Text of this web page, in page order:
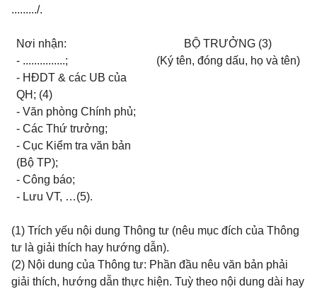
........./.
Nơi nhận:
- ...............;
- HĐDT & các UB của
QH; (4)
- Văn phòng Chính phủ;
- Các Thứ trưởng;
- Cục Kiểm tra văn bản
(Bộ TP);
- Công báo;
- Lưu VT, …(5).
BỘ TRƯỞNG (3)
(Ký tên, đóng dấu, họ và tên)
(1) Trích yếu nội dung Thông tư (nêu mục đích của Thông
tư là giải thích hay hướng dẫn).
(2) Nội dung của Thông tư: Phần đầu nêu văn bản phải
giải thích, hướng dẫn thực hiện. Tuỳ theo nội dung dài hay